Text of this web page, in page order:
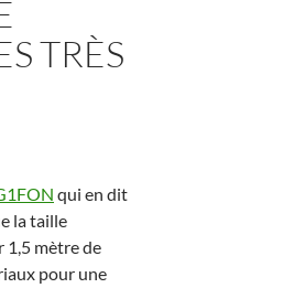
TRÈS
qui en dit
la taille
1,5 mètre de
pour une